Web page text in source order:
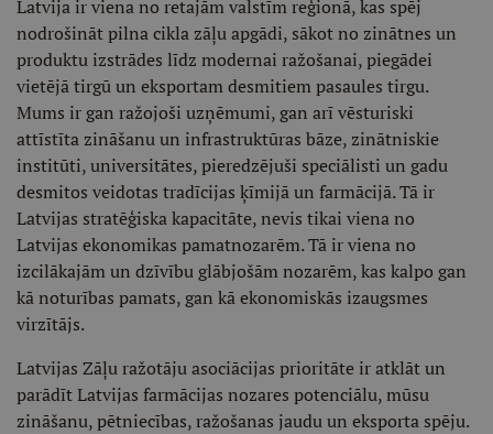
Latvija ir viena no retajām valstīm reģionā, kas spēj
nodrošināt pilna cikla zāļu apgādi, sākot no zinātnes un
produktu izstrādes līdz modernai ražošanai, piegādei
vietējā tirgū un eksportam desmitiem pasaules tirgu.
Mums ir gan ražojoši uzņēmumi, gan arī vēsturiski
attīstīta zināšanu un infrastruktūras bāze, zinātniskie
institūti, universitātes, pieredzējuši speciālisti un gadu
desmitos veidotas tradīcijas ķīmijā un farmācijā. Tā ir
Latvijas stratēģiska kapacitāte, nevis tikai viena no
Latvijas ekonomikas pamatnozarēm. Tā ir viena no
izcilākajām un dzīvību glābjošām nozarēm, kas kalpo gan
kā noturības pamats, gan kā ekonomiskās izaugsmes
virzītājs.
Latvijas Zāļu ražotāju asociācijas prioritāte ir atklāt un
parādīt Latvijas farmācijas nozares potenciālu, mūsu
zināšanu, pētniecības, ražošanas jaudu un eksporta spēju.